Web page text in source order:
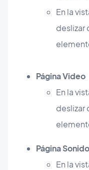
En la
deslizar
Página Video
En la
deslizar
Página Sonido
En la